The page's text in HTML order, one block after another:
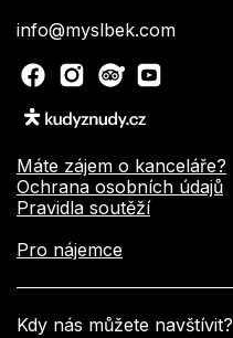
info@myslbek.com
Máte zájem o kanceláře?
Ochrana osobních údajů
Pravidla soutěží
Pro nájemce
Kdy nás můžete navštívit?